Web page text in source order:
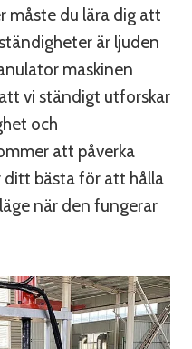
måste du lära dig att
är ljuden
maskinen
vi ständigt utforskar
och
att påverka
ditt bästa för att hålla
när den fungerar